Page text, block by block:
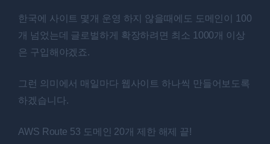
한국에 사이트 몇개 운영 하지 않을때에도 도메인이 100
개 넘었는데 글로벌하게 확장하려면 최소 1000개 이상
은 구입해야겠죠.
그런 의미에서 매일마다 웹사이트 하나씩 만들어보도록
하겠습니다.
AWS Route 53 도메인 20개 제한 해제 끝!